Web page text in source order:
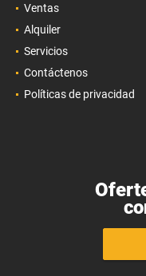
Ventas
Alquiler
Servicios
Contáctenos
Políticas de privacidad